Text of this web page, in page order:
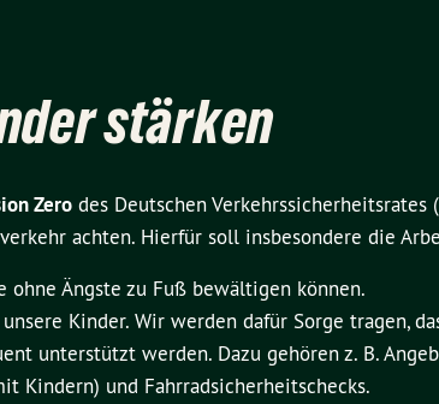
stärken
Zero des Deutschen
achten. Hierfür soll insbesondere die
ohne Ängste zu Fuß bewältigen können.
Kinder. Wir werden dafür Sorge tragen,
unterstützt werden. Dazu gehören z. B.
Kindern) und Fahrradsicherheitschecks.